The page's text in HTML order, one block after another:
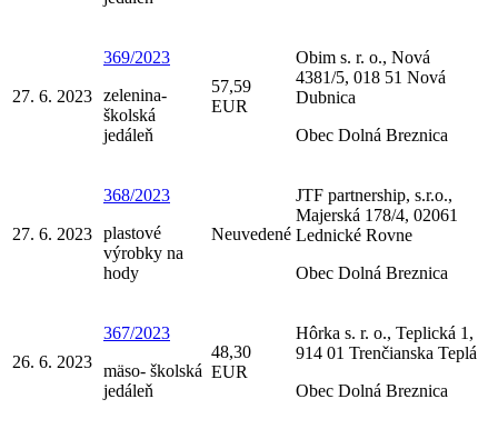
27. 6. 2023
369/2023
zelenina-
školská
jedáleň
57,59
EUR
Obim s. r. o., Nová
4381/5, 018 51 Nová
Dubnica
Obec Dolná Breznica
27. 6. 2023
368/2023
plastové
výrobky na
hody
Neuvedené
JTF partnership, s.r.o.,
Majerská 178/4, 02061
Lednické Rovne
Obec Dolná Breznica
26. 6. 2023
367/2023
mäso- školská
jedáleň
48,30
EUR
Hôrka s. r. o., Teplická 1,
914 01 Trenčianska Teplá
Obec Dolná Breznica